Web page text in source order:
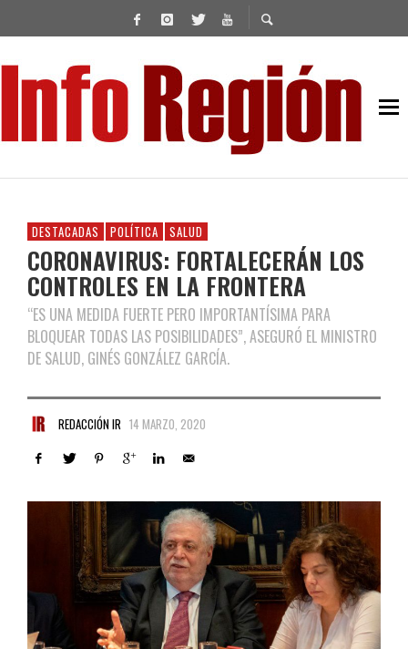
DESTACADAS POLÍTICA SALUD
CORONAVIRUS: FORTALECERÁN LOS
CONTROLES EN LA FRONTERA
“ES UNA MEDIDA FUERTE PERO IMPORTANTÍSIMA PARA
BLOQUEAR TODAS LAS POSIBILIDADES”, ASEGURÓ EL MINISTRO
DE SALUD, GINÉS GONZÁLEZ GARCÍA.
REDACCIÓN IR 14 MARZO, 2020